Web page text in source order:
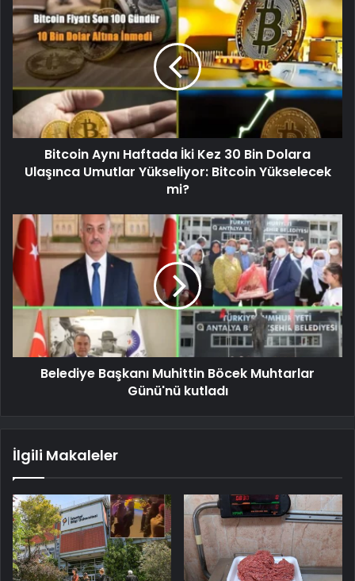
Bitcoin Aynı Haftada İki Kez 30 Bin Dolara
Ulaşınca Umutlar Yükseliyor: Bitcoin Yükselecek
mi?
Belediye Başkanı Muhittin Böcek Muhtarlar
Günü'nü kutladı
İlgili Makaleler